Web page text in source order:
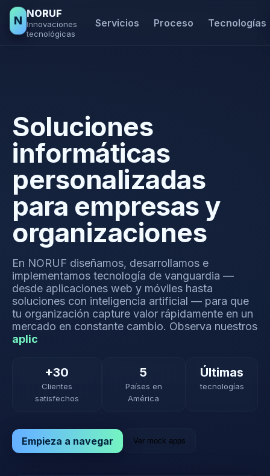
N
NORUF
Innovaciones
tecnológicas
Servicios Proceso Tecnologías
Soluciones
informáticas
personalizadas
para empresas y
organizaciones
En NORUF diseñamos, desarrollamos e
implementamos tecnología de vanguardia —
desde aplicaciones web y móviles hasta
soluciones con inteligencia artificial — para que
tu organización capture valor rápidamente en un
mercado en constante cambio. Observa nuestros
+30
Clientes
satisfechos
5
Países en
América
Últimas
tecnologías
Empieza a navegar Ver mock apps